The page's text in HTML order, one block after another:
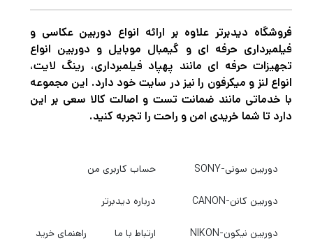
روزمره کمک می کند. تکمیل کننده طراحی
انعطاف پذیر، موقعیت منحصر به فرد مرکز ماکرو
فوکوس است که کار با سوژه های نزدیک را با
حداکثر نسبت بزرگنمایی 1:2 امکان پذیر می کند و
تثبیت کننده اپتیکال تصویر نیز با به حداقل
رساندن لرزش های دوربین به دستیابی به تصاویر
عملکرد فوکوس خودکار بی‌صدا و روان و فوکوس
دستی تمام وقت را نادیده می‌گیرد. علاوه بر این،
فروشگاه دیدبرتر علاوه بر ارائه انواع دوربین عکاسی و
فیلمبرداری حرفه ای و گیمبال موبایل و دوربین انواع
تجهیزات حرفه ای مانند پهپاد فیلمبرداری، رینگ لایت،
انواع لنز و میکرفون را نیز در سایت خود دارد. این مجموعه
با خدماتی مانند ضمانت تست و اصالت کالا سعی بر این
دارد تا شما خریدی امن و راحت را تجربه کنید.
دوربین سونی-SONY
دوربین کانن-CANON
دوربین نیکون-NIKON
حساب کاربری من
درباره دیدبرتر
ارتباط با ما راهنمای خرید